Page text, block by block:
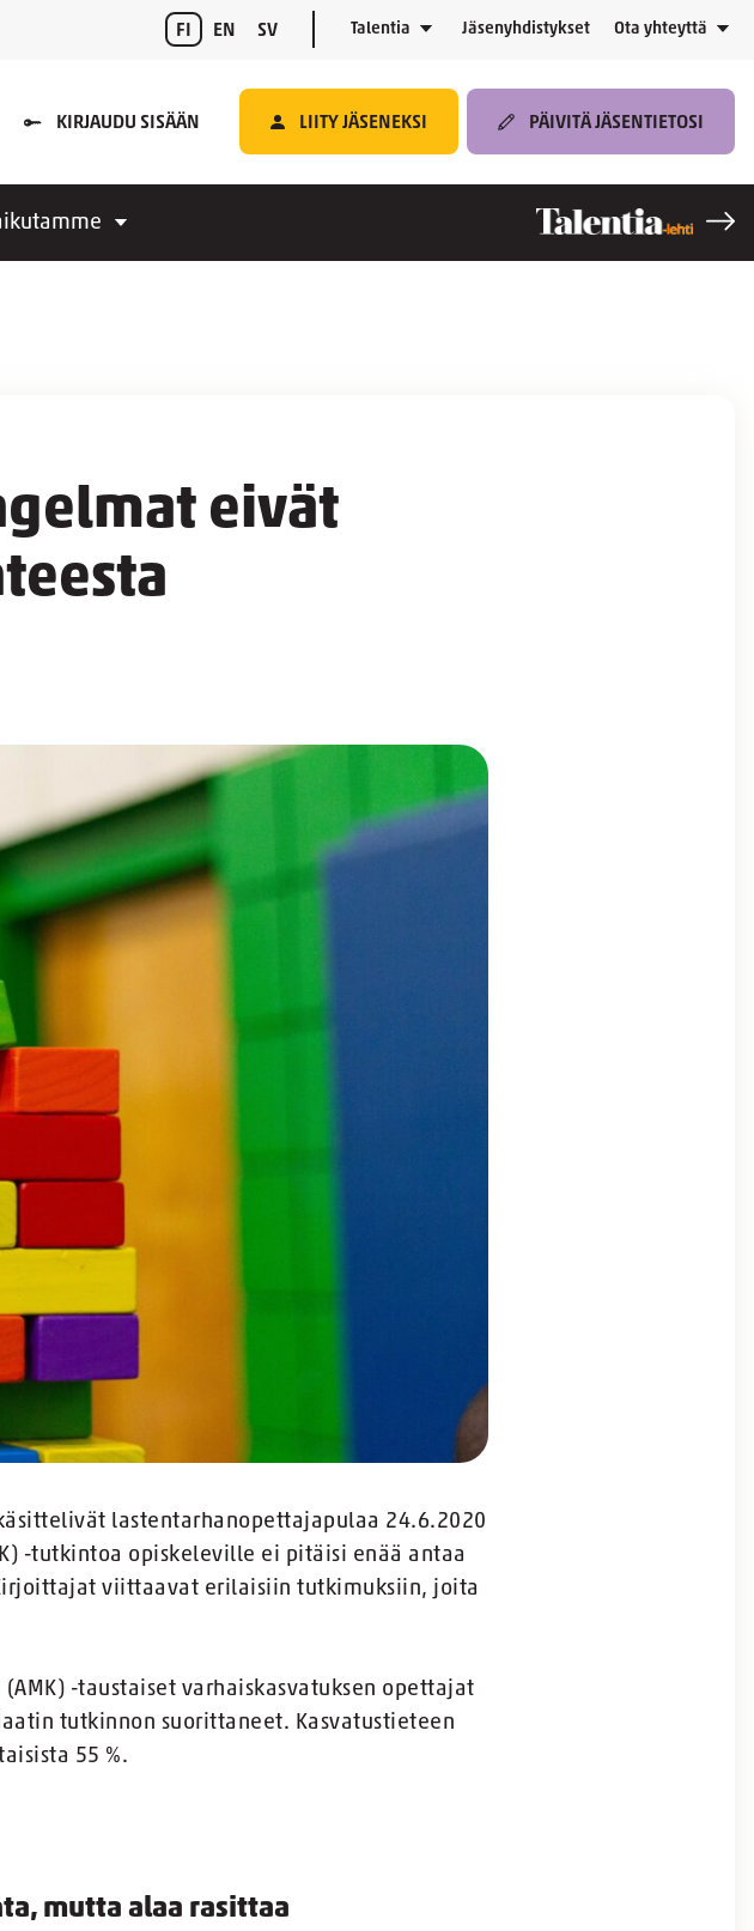
FI EN SV Talentia Jäsenyhdistykset Ota yhteyttä
KIRJAUDU SISÄÄN LIITY JÄSENEKSI PÄIVITÄ JÄSENTIETOSI
eivät
lastentarhanopettajapulaa 24.6.2020
-tutkintoa opiskeleville ei pitäisi enää antaa
viittaavat erilaisiin tutkimuksiin, joita
-taustaiset varhaiskasvatuksen opettajat
tutkinnon suorittaneet. Kasvatustieteen
55 %.
mutta alaa rasittaa